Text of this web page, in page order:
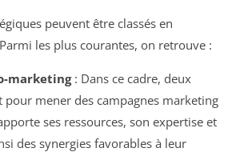
peuvent être classés en
les plus courantes, on retrouve :
marketing: Dans ce cadre, deux
pour mener des campagnes marketing
ses ressources, son expertise et
des synergies favorables à leur